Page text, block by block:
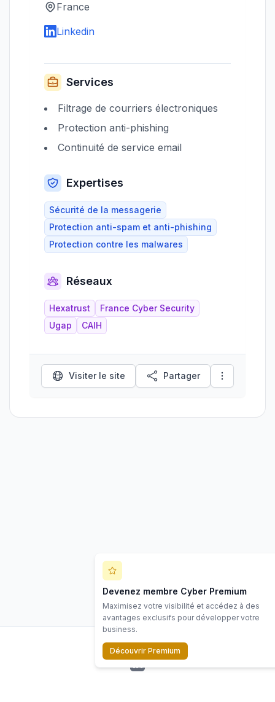
France
Linkedin
Services
Filtrage de courriers électroniques
Protection anti-phishing
Continuité de service email
Expertises
Sécurité de la messagerie
Protection anti-spam et anti-phishing
Protection contre les malwares
Réseaux
Hexatrust
France Cyber Security
Ugap
CAIH
Visiter le site Partager
LinkedIn
Devenez membre Cyber Premium
Maximisez votre visibilité et accédez à des
avantages exclusifs pour développer votre
business.
Découvrir Premium